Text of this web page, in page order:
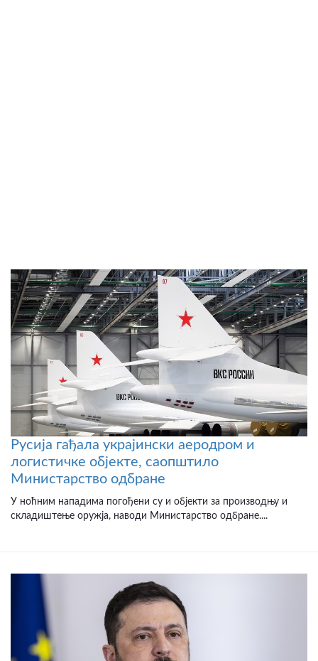
Русија гађала украјински аеродром и
логистичке објекте, саопштило
Министарство одбране
У ноћним нападима погођени су и објекти за производњу и
складиштење оружја, наводи Министарство одбране....